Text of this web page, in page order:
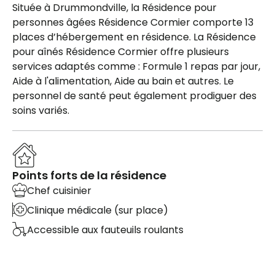
Située à Drummondville, la Résidence pour
personnes âgées Résidence Cormier comporte 13
places d’hébergement en résidence. La Résidence
pour aînés Résidence Cormier offre plusieurs
services adaptés comme : Formule 1 repas par jour,
Aide à l'alimentation, Aide au bain et autres. Le
personnel de santé peut également prodiguer des
soins variés.
Points forts de la résidence
Chef cuisinier
Clinique médicale (sur place)
Accessible aux fauteuils roulants